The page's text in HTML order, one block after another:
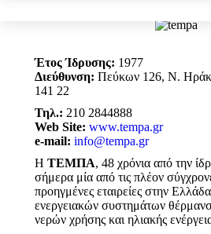
Έτος Ίδρυσης: 1977
Διεύθυνση: Πεύκων 126, Ν.
141 22
Τηλ.: 210 2844888
Web Site: www.tempa.gr
e-mail: info@tempa.gr
Η ΤΕΜΠΑ, 48 χρόνια από την
σήμερα μία από τις πλέον
προηγμένες εταιρείες στην
ενεργειακών συστημάτων
νερών χρήσης και ηλιακής